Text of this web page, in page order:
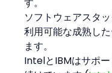
ソフトウェアスタ
利用可能な成熟し
ます。
IntelとIBMはサポ